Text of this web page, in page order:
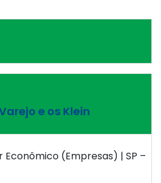
e os Klein
Econômico (Empresas) | SP –